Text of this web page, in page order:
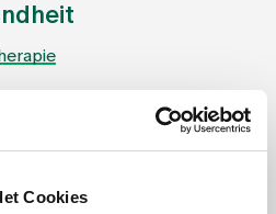
Cookies
Gesundheit
Zollikerberg